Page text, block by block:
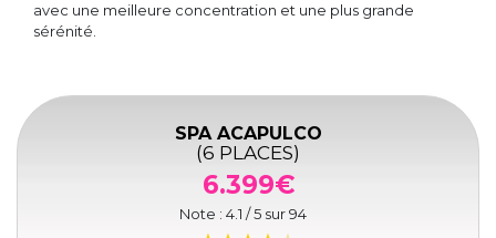
avec une meilleure concentration et une plus grande
sérénité.
SPA ACAPULCO
(6 PLACES)
6.399€
Note : 4.1 / 5 sur94